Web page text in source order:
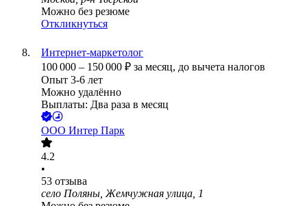
Можно без резюме
Откликнуться
Интернет-маркетолог
100 000 – 150 000 ₽ за месяц, до вычета налогов
Опыт 3-6 лет
Можно удалённо
Выплаты: Два раза в месяц
ООО Интер Парк
4.2
•
53 отзыва
село Поляны, Жемчужная улица, 1